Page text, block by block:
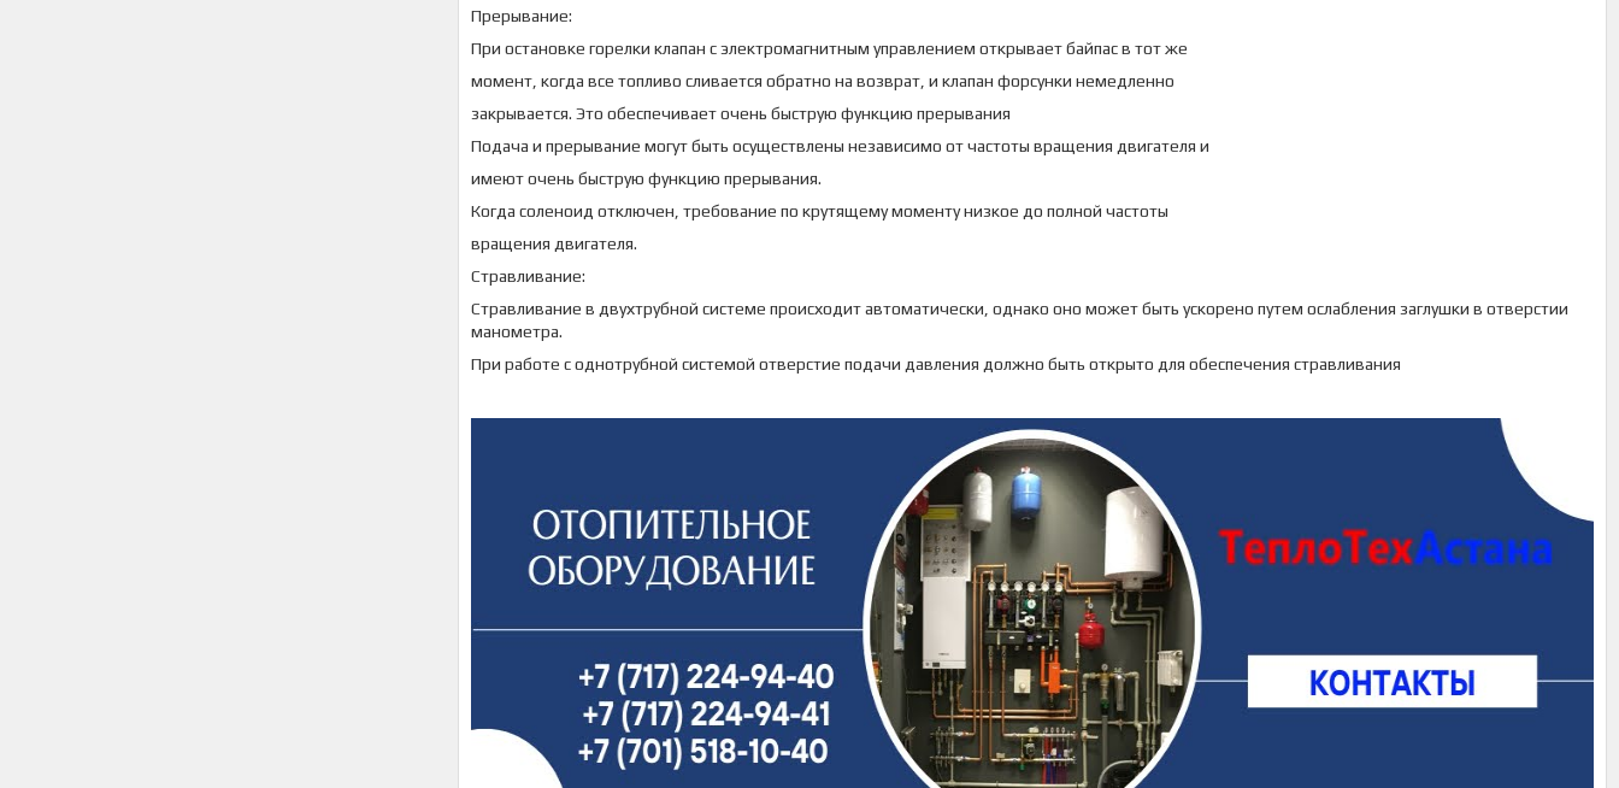
Прерывание:
При остановке горелки клапан с электромагнитным управлением открывает байпас в тот же
момент, когда все топливо сливается обратно на возврат, и клапан форсунки немедленно
закрывается. Это обеспечивает очень быструю функцию прерывания
Подача и прерывание могут быть осуществлены независимо от частоты вращения двигателя и
имеют очень быструю функцию прерывания.
Когда соленоид отключен, требование по крутящему моменту низкое до полной частоты
вращения двигателя.
Стравливание:
Стравливание в двухтрубной системе происходит автоматически, однако оно может быть ускорено путем ослабления заглушки в отверстии
манометра.
При работе с однотрубной системой отверстие подачи давления должно быть открыто для обеспечения стравливания